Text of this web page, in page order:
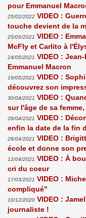
pour Emmanuel
25/02/2022 VIDEO :
touche devient de la
25/05/2021 VIDEO :
McFly et Carlito à
24/05/2021 VIDEO :
Emmanuel Macron
19/05/2021 VIDEO :
découvrez son
30/04/2021 VIDEO :
sur l'âge de sa
28/04/2021 VIDEO :
enfin la date de la fin
28/04/2021 VIDEO :
école et donne son
12/04/2021 VIDEO : À
cri du coeur
17/03/2021 VIDEO :
compliqué"
10/12/2020 VIDEO :
journaliste !